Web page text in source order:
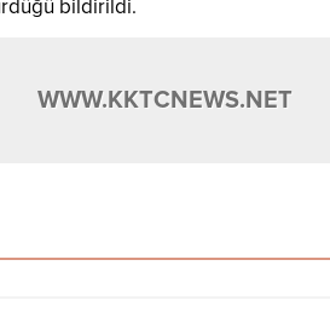
bildirildi.
WWW.KKTCNEWS.NET